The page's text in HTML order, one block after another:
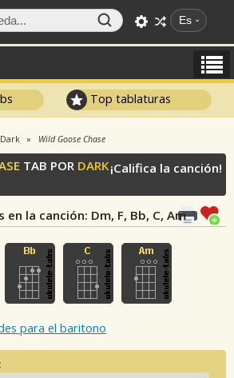
Es
Top tablaturas
Wild Goose Chase
TAB POR DARK
en la canción: Dm, F, Bb, C, Am
¡Califica la canción!
para el baritono